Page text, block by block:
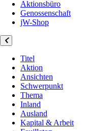
Aktionsbüro
Genossenschaft
jW-Shop
Titel
Aktion
Ansichten
Schwerpunkt
Thema
Inland
Ausland
Kapital & Arbeit